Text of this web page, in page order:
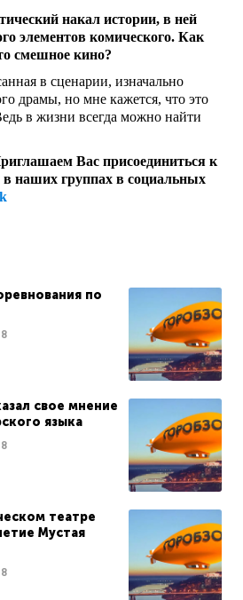
накал истории, в ней
элементов комического. Как
смешное кино?
в сценарии, изначально
драмы, но мне кажется, что это
в жизни всегда можно найти
Вас присоединиться к
наших группах в социальных
по
свое мнение
языка
театре
Мустая